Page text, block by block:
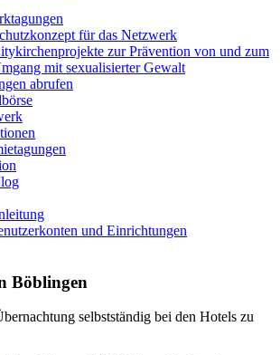
für das Netzwerk
zur Prävention von und zum
mit sexualisierter Gewalt
abrufen
und Einrichtungen
Böblingen
selbstständig bei den Hotels zu